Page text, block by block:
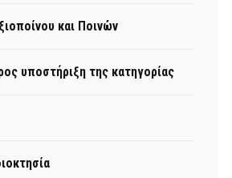
και Ποινών
υποστήριξη της κατηγορίας